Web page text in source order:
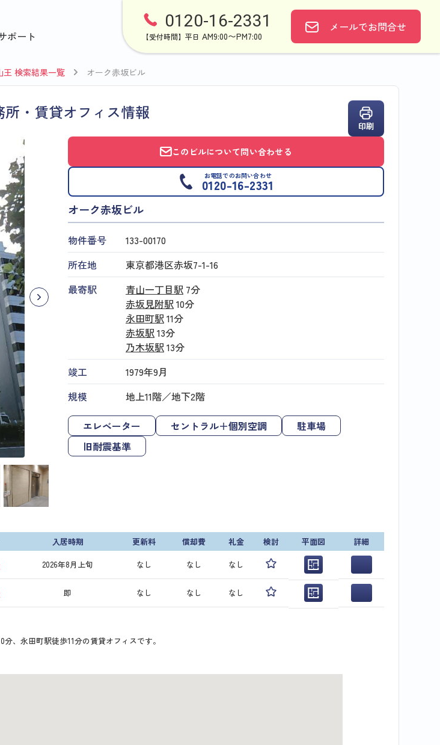
ポート
0120-16-2331
【受付時間】平日 AM9:00〜PM7:00
メールでお問合せ
王 検索結果一覧 オーク赤坂ビル
・賃貸オフィス情報
印刷
このビルについて問い合わせる
お電話でのお問い合わせ
0120-16-2331
オーク赤坂ビル
物件番号
133​-​00170
所在地
東京都港区赤坂7-1-16
最寄駅
青山一丁目駅 7分
赤坂見附駅10分
永田町駅11分
赤坂駅13分
乃木坂駅13分
竣工
1979年9月
規模
地上11階／地下2階
エレベーター セントラル＋個別空調
駐車場
旧耐震基準
入居時期 更新料 償却費 礼金 検討 平面図
詳細
2026年8月上旬 なし なし なし
即 なし なし なし
、永田町駅徒歩11分の賃貸オフィスです。